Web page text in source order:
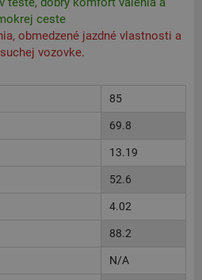
ceste
obmedzené jazdné vlastnosti a
vozovke.
85
69.8
13.19
52.6
4.02
88.2
N/A